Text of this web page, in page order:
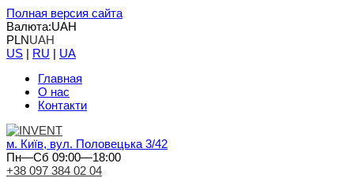
Полная версия сайта
Валюта:UAH
PLNUAH
US | RU | UA
Главная
О нас
Контакти
м. Київ, вул. Половецька 3/42
Пн—Сб 09:00—18:00
+38 097 384 02 04